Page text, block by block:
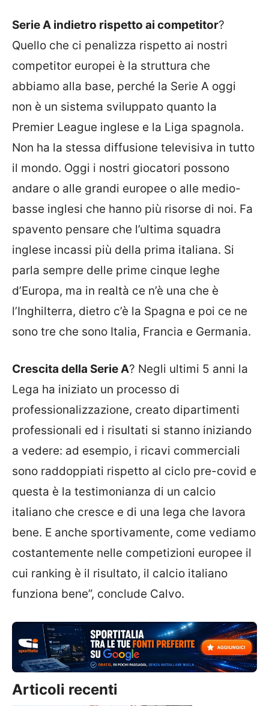
Serie A indietro rispetto ai competitor?
Quello che ci penalizza rispetto ai nostri
competitor europei è la struttura che
abbiamo alla base, perché la Serie A oggi
non è un sistema sviluppato quanto la
Premier League inglese e la Liga spagnola.
Non ha la stessa diffusione televisiva in tutto
il mondo. Oggi i nostri giocatori possono
andare o alle grandi europee o alle medio-
basse inglesi che hanno più risorse di noi. Fa
spavento pensare che l’ultima squadra
inglese incassi più della prima italiana. Si
parla sempre delle prime cinque leghe
d’Europa, ma in realtà ce n’è una che è
l’Inghilterra, dietro c’è la Spagna e poi ce ne
sono tre che sono Italia, Francia e Germania.
Crescita della Serie A? Negli ultimi 5 anni la
Lega ha iniziato un processo di
professionalizzazione, creato dipartimenti
professionali ed i risultati si stanno iniziando
a vedere: ad esempio, i ricavi commerciali
sono raddoppiati rispetto al ciclo pre-covid e
questa è la testimonianza di un calcio
italiano che cresce e di una lega che lavora
bene. E anche sportivamente, come vediamo
costantemente nelle competizioni europee il
cui ranking è il risultato, il calcio italiano
funziona bene”, conclude Calvo.
Articoli recenti